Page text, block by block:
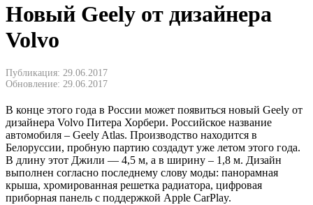
Новый Geely от дизайнера
Volvo
Публикация: 29.06.2017
Обновление: 29.06.2017
В конце этого года в России может появиться новый Geely от
дизайнера Volvo Питера Хорбери. Российское название
автомобиля – Geely Atlas. Производство находится в
Белоруссии, пробную партию создадут уже летом этого года.
В длину этот Джили — 4,5 м, а в ширину – 1,8 м. Дизайн
выполнен согласно последнему слову моды: панорамная
крыша, хромированная решетка радиатора, цифровая
приборная панель с поддержкой Apple CarPlay.